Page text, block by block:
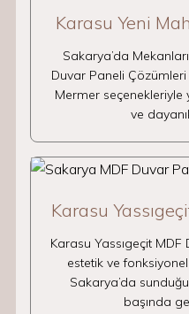
Karasu Yeni
Sakarya’da
Duvar Paneli
Mermer seçenekleriyle
ve
Karasu
Karasu Yassıgeçit MDF
estetik ve
Sakarya’da
başında